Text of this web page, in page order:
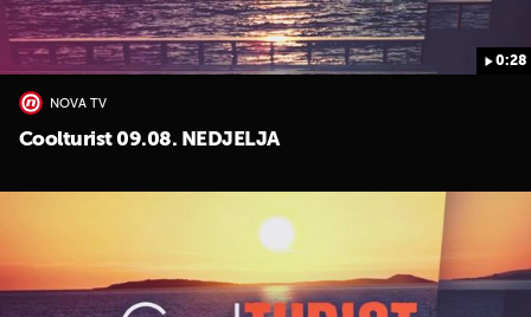
0:28
NOVA TV
Coolturist 09.08. NEDJELJA